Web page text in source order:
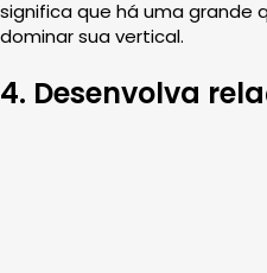
significa que há uma grande
dominar sua vertical.
4. Desenvolva